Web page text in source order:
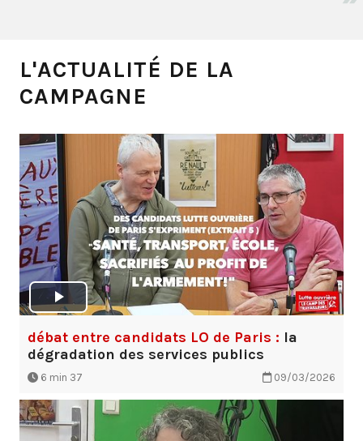
L'ACTUALITÉ DE LA
CAMPAGNE
débat entre candidats LO de Paris : la
dégradation des services publics
6 min 37 09/03/2026